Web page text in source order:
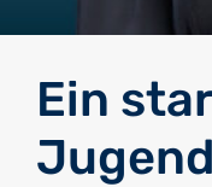
Ein
Jugend